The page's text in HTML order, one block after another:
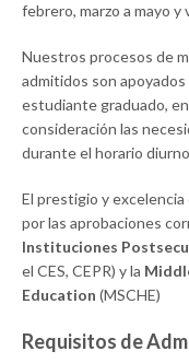
febrero, marzo a mayo y
Nuestros procesos de
admitidos son
estudiante graduado,
consideración las
durante el horario
El prestigio y
por las aprobaciones
Instituciones
el CES, CEPR) y la
Education (MSCHE)
Requisitos de